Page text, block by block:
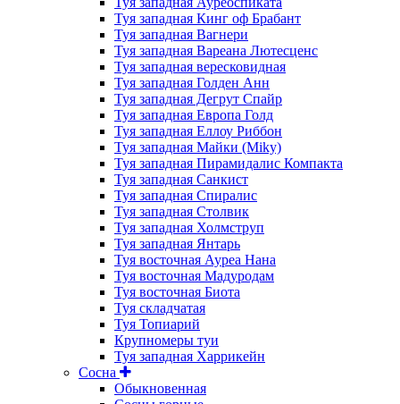
Туя западная Кинг оф Брабант
Туя западная Вагнери
Туя западная Вареана Лютесценс
Туя западная вересковидная
Туя западная Голден Анн
Туя западная Дегрут Спайр
Туя западная Европа Голд
Туя западная Еллоу Риббон
Туя западная Майки (Miky)
Туя западная Пирамидалис Компакта
Туя западная Санкист
Туя западная Спиралис
Туя западная Столвик
Туя западная Холмструп
Туя западная Янтарь
Туя восточная Ауреа Нана
Туя восточная Мадуродам
Туя восточная Биота
Туя складчатая
Туя Топиарий
Крупномеры туи
Туя западная Харрикейн
Сосна
Обыкновенная